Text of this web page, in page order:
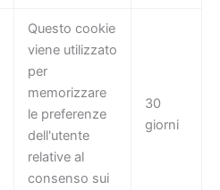
Questo cookie
viene utilizzato
per
memorizzare
le preferenze
dell'utente
relative al
consenso sui
30
giorni